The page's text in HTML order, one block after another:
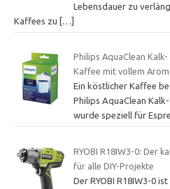
Lebensdauer zu
Kaffees zu
[…]
Philips AquaClean
Kaffee mit vollem
Ein köstlicher Kaffee
Philips AquaClean
wurde speziell für
RYOBI R18IW3-0: Der
für alle DIY-Projekte
Der RYOBI R18IW3-0